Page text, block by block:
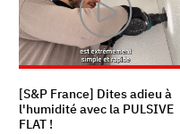
[S&P France] Dites adieu à
l'humidité avec la PULSIVE
FLAT !